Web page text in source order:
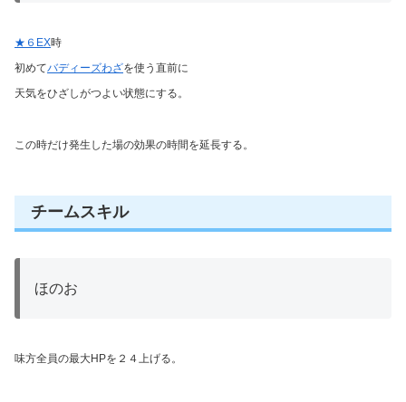
★６EX時
初めてバディーズわざを使う直前に
天気をひざしがつよい状態にする。
この時だけ発生した場の効果の時間を延長する。
チームスキル
ほのお
味方全員の最大HPを２４上げる。